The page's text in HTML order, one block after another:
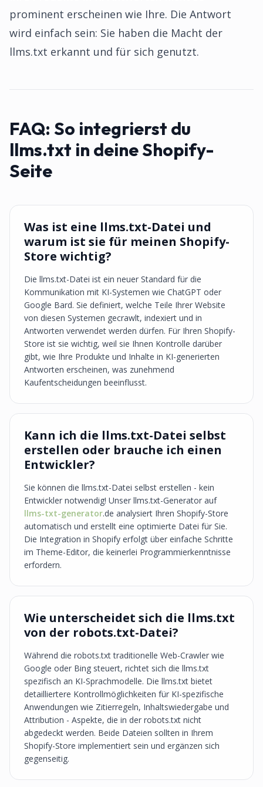
prominent erscheinen wie Ihre. Die Antwort
wird einfach sein: Sie haben die Macht der
llms.txt erkannt und für sich genutzt.
FAQ: So integrierst du
llms.txt in deine Shopify-
Seite
Was ist eine llms.txt-Datei und
warum ist sie für meinen Shopify-
Store wichtig?
Die llms.txt-Datei ist ein neuer Standard für die
Kommunikation mit KI-Systemen wie ChatGPT oder
Google Bard. Sie definiert, welche Teile Ihrer Website
von diesen Systemen gecrawlt, indexiert und in
Antworten verwendet werden dürfen. Für Ihren Shopify-
Store ist sie wichtig, weil sie Ihnen Kontrolle darüber
gibt, wie Ihre Produkte und Inhalte in KI-generierten
Antworten erscheinen, was zunehmend
Kaufentscheidungen beeinflusst.
Kann ich die llms.txt-Datei selbst
erstellen oder brauche ich einen
Entwickler?
Sie können die llms.txt-Datei selbst erstellen - kein
Entwickler notwendig! Unser llms.txt-Generator auf
llms-txt-generator.de analysiert Ihren Shopify-Store
automatisch und erstellt eine optimierte Datei für Sie.
Die Integration in Shopify erfolgt über einfache Schritte
im Theme-Editor, die keinerlei Programmierkenntnisse
erfordern.
Wie unterscheidet sich die llms.txt
von der robots.txt-Datei?
Während die robots.txt traditionelle Web-Crawler wie
Google oder Bing steuert, richtet sich die llms.txt
spezifisch an KI-Sprachmodelle. Die llms.txt bietet
detailliertere Kontrollmöglichkeiten für KI-spezifische
Anwendungen wie Zitierregeln, Inhaltswiedergabe und
Attribution - Aspekte, die in der robots.txt nicht
abgedeckt werden. Beide Dateien sollten in Ihrem
Shopify-Store implementiert sein und ergänzen sich
gegenseitig.